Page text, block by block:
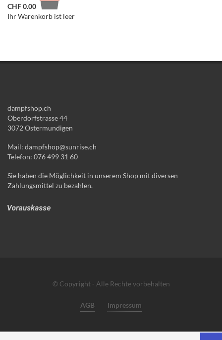
CHF0.00
Ihr Warenkorb ist leer
dampfshop.ch
Oberdorfstrasse 44
3072 Ostermundigen
Mail: dampfshop@sunrise.ch
Telefon: 076 499 31 60
Sie haben die Möglichkeit in unserem Shop mit diversen
Zahlungsmittel zu bezahlen.
© Copyright - Alle Rechte vorbehalten
AGB Impressum